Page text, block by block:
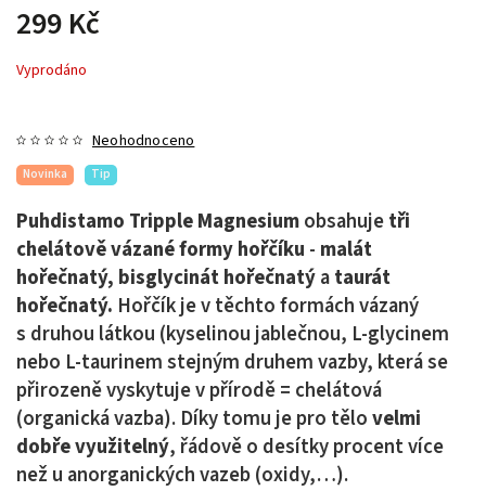
299 Kč
Vyprodáno
Novinka Tip
Neohodnoceno
Puhdistamo Tripple Magnesiumobsahujetři
chelátově vázané formy hořčíku - malát
hořečnatý, bisglycinát hořečnatýataurát
hořečnatý. Hořčík je v těchto formách vázaný
s druhou látkou (kyselinou jablečnou, L-glycinem
nebo L-taurinem stejným druhem vazby, která se
přirozeně vyskytuje v přírodě = chelátová
(organická vazba). Díky tomu je pro tělovelmi
dobře využitelný, řádově o desítky procent více
než u anorganických vazeb (oxidy,…).